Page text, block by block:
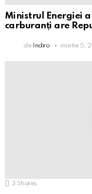
Ministrul Energiei
carburanți are
de Indiro martie 5,
3 Shares